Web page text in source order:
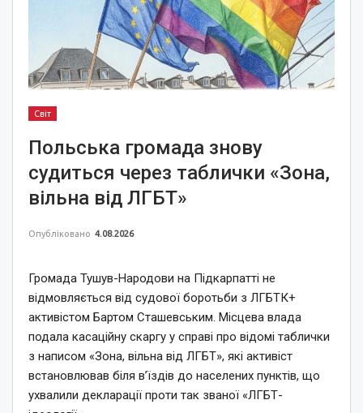
Світ
Польська громада знову
судиться через таблички «Зона,
вільна від ЛГБТ»
Опубліковано 4.08.2026
Громада Тушув-Народови на Підкарпатті не
відмовляється від судової боротьби з ЛГБТК+
активістом Бартом Сташевським. Місцева влада
подала касаційну скаргу у справі про відомі таблички
з написом «Зона, вільна від ЛГБТ», які активіст
встановлював біля в’їздів до населених пунктів, що
ухвалили декларації проти так званої «ЛГБТ-